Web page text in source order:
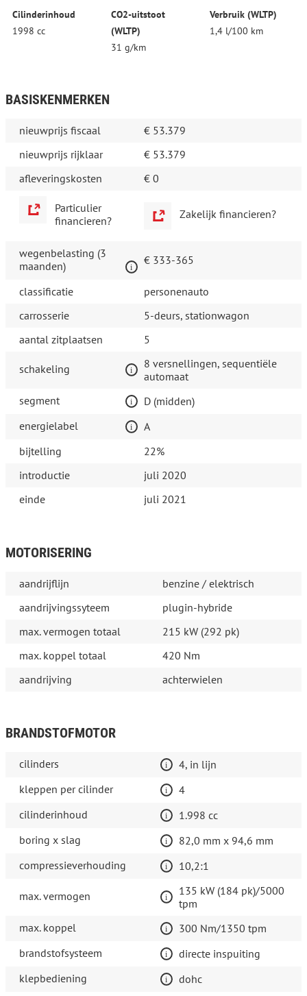
Cilinderinhoud
1998 cc
CO2-uitstoot
(WLTP)
31 g/km
Verbruik (WLTP)
1,4 l/100 km
BASISKENMERKEN
nieuwprijs fiscaal
€ 53.379
nieuwprijs rijklaar
€ 53.379
afleveringskosten
€ 0
Particulier
financieren?
Zakelijk financieren?
wegenbelasting (3
maanden)
€ 333-365
classificatie
personenauto
carrosserie
5-deurs, stationwagon
aantal zitplaatsen
5
schakeling
8 versnellingen, sequentiële
automaat
segment
D (midden)
energielabel
A
bijtelling
22%
introductie
juli 2020
einde
juli 2021
MOTORISERING
aandrijflijn
benzine / elektrisch
aandrijvingssyteem
plugin-hybride
max. vermogen totaal
215 kW (292 pk)
max. koppel totaal
420 Nm
aandrijving
achterwielen
BRANDSTOFMOTOR
cilinders
4, in lijn
kleppen per cilinder
4
cilinderinhoud
1.998 cc
boring x slag
82,0 mm x 94,6 mm
compressieverhouding
10,2:1
max. vermogen
135 kW (184 pk)/5000
tpm
max. koppel
300 Nm/1350 tpm
brandstofsysteem
directe inspuiting
klepbediening
dohc